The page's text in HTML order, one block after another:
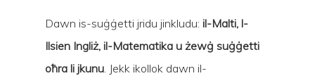
Dawn is-suġġetti jridu jinkludu: il-Malti, l-
Ilsien Ingliż, il-Matematika u żewġ suġġetti
oħra li jkunu. Jekk ikollok dawn il-